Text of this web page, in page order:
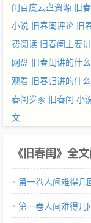
闺百度云盘资源 旧
小说 旧春闺评论 旧
费阅读 旧春闺主要
网盘 旧春闺讲的什么
观看 旧春归讲的什么
春闺岁冢 旧春闺 小
文
《旧春闺》全
第一卷人间难得几
第一卷人间难得几